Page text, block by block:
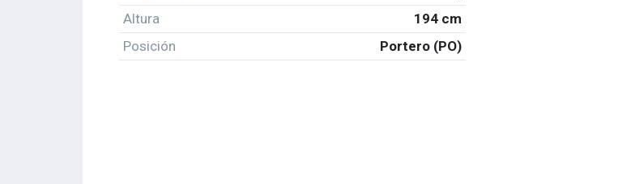
Altura
194 cm
Posición
Portero (PO)